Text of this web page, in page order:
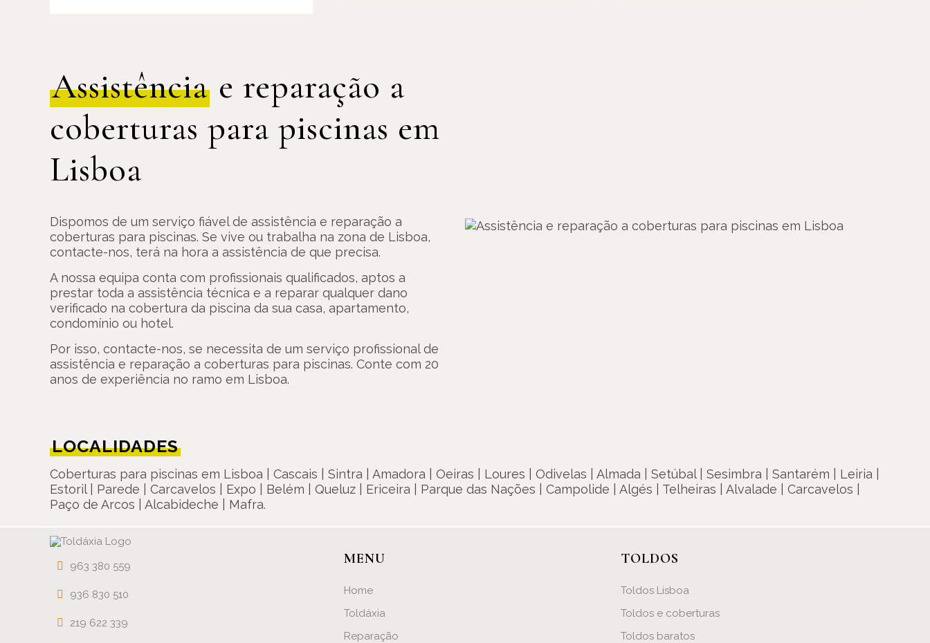
Assistência e reparação a
coberturas para piscinas em
Lisboa
Dispomos de um serviço fiável de assistência e reparação a
coberturas para piscinas. Se vive ou trabalha na zona de Lisboa,
contacte-nos, terá na hora a assistência de que precisa.
A nossa equipa conta com profissionais qualificados, aptos a
prestar toda a assistência técnica e a reparar qualquer dano
verificado na cobertura da piscina da sua casa, apartamento,
condomínio ou hotel.
Por isso, contacte-nos, se necessita de um serviço profissional de
assistência e reparação a coberturas para piscinas. Conte com 20
anos de experiência no ramo em Lisboa.
LOCALIDADES
Coberturas para piscinas em Lisboa | Cascais | Sintra | Amadora | Oeiras | Loures | Odivelas | Almada | Setúbal | Sesimbra | Santarém | Leiria |
Estoril | Parede | Carcavelos | Expo | Belém | Queluz | Ericeira | Parque das Nações | Campolide | Algés | Telheiras | Alvalade | Carcavelos |
Paço de Arcos | Alcabideche | Mafra.
963 380 559
936 830 510
219 622 339
MENU
Home
Toldáxia
Reparação
TOLDOS
Toldos Lisboa
Toldos e coberturas
Toldos baratos